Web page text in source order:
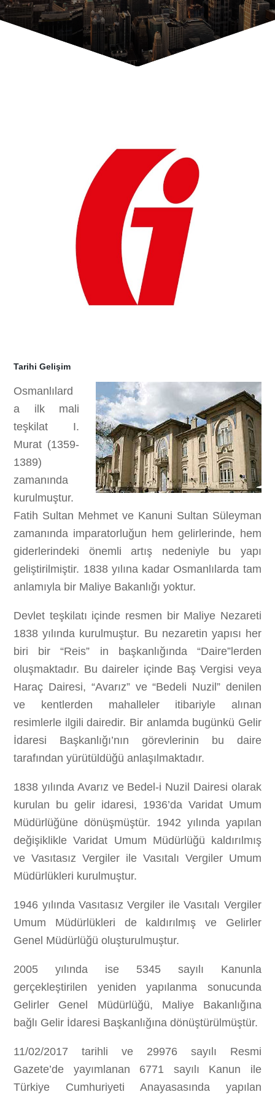
Tarihi Gelişim
Osmanlılard
a ilk mali
teşkilat I.
Murat (1359-
1389)
zamanında
kurulmuştur.
Fatih Sultan Mehmet ve Kanuni Sultan Süleyman
zamanında imparatorluğun hem gelirlerinde, hem
giderlerindeki önemli artış nedeniyle bu yapı
geliştirilmiştir. 1838 yılına kadar Osmanlılarda tam
anlamıyla bir Maliye Bakanlığı yoktur.
Devlet teşkilatı içinde resmen bir Maliye Nezareti
1838 yılında kurulmuştur. Bu nezaretin yapısı her
biri bir “Reis” in başkanlığında “Daire”lerden
oluşmaktadır. Bu daireler içinde Baş Vergisi veya
Haraç Dairesi, “Avarız” ve “Bedeli Nuzil” denilen
ve kentlerden mahalleler itibariyle alınan
resimlerle ilgili dairedir. Bir anlamda bugünkü Gelir
İdaresi Başkanlığı’nın görevlerinin bu daire
tarafından yürütüldüğü anlaşılmaktadır.
1838 yılında Avarız ve Bedel-i Nuzil Dairesi olarak
kurulan bu gelir idaresi, 1936’da Varidat Umum
Müdürlüğüne dönüşmüştür. 1942 yılında yapılan
değişiklikle Varidat Umum Müdürlüğü kaldırılmış
ve Vasıtasız Vergiler ile Vasıtalı Vergiler Umum
Müdürlükleri kurulmuştur.
1946 yılında Vasıtasız Vergiler ile Vasıtalı Vergiler
Umum Müdürlükleri de kaldırılmış ve Gelirler
Genel Müdürlüğü oluşturulmuştur.
2005 yılında ise 5345 sayılı Kanunla
gerçekleştirilen yeniden yapılanma sonucunda
Gelirler Genel Müdürlüğü, Maliye Bakanlığına
bağlı Gelir İdaresi Başkanlığına dönüştürülmüştür.
11/02/2017 tarihli ve 29976 sayılı Resmi
Gazete’de yayımlanan 6771 sayılı Kanun ile
Türkiye Cumhuriyeti Anayasasında yapılan